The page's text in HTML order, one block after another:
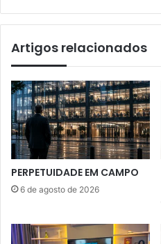
Artigos relacionados
PERPETUIDADE EM CAMPO
6 de agosto de 2026